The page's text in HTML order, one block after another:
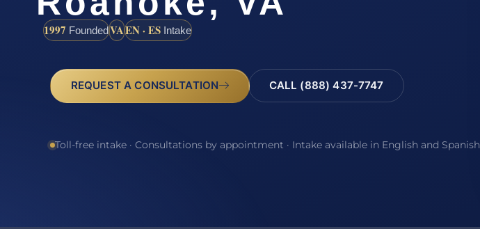
1997 FoundedVAEN · ES Intake
REQUEST A CONSULTATION CALL (888) 437-7747
Toll-free intake · Consultations by appointment · Intake available in English and Spanish